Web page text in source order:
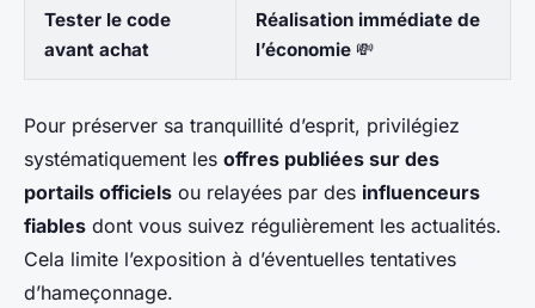
Tester le code
avant achat
Réalisation immédiate de
l’économie 💸
Pour préserver sa tranquillité d’esprit, privilégiez
systématiquement les offres publiées sur des
portails officiels ou relayées par des influenceurs
fiables dont vous suivez régulièrement les actualités.
Cela limite l’exposition à d’éventuelles tentatives
d’hameçonnage.